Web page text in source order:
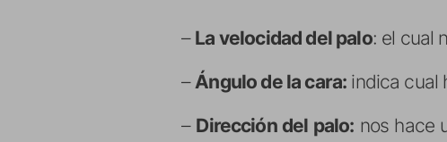
– La velocidad del palo: el cual
–Ángulo de la cara: indica cual
– Dirección del palo: nos hace